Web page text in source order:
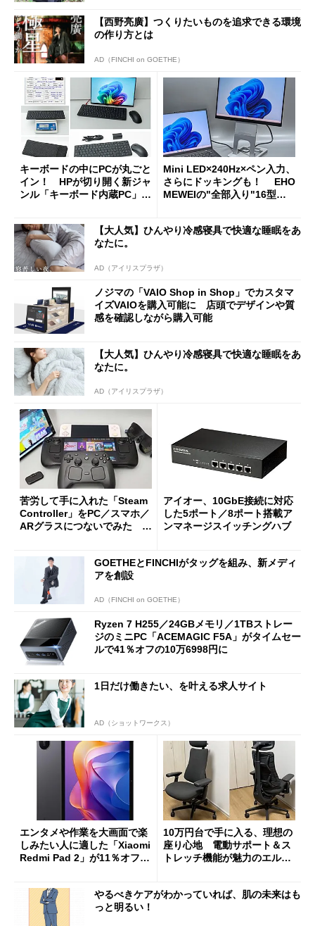
【西野亮廣】つくりたいものを追求できる環境
の作り方とは
AD（FINCHI on GOETHE）
キーボードの中にPCが丸ごと
イン！ HPが切り開く新ジャ
ンル「キーボード内蔵PC」の
Mini LED×240Hz×ペン入力、
さらにドッキングも！ EHO
MEWEIの"全部入り"16型モ
【大人気】ひんやり冷感寝具で快適な睡眠をあ
なたに。
AD（アイリスプラザ）
ノジマの「VAIO Shop in Shop」でカスタマ
イズVAIOを購入可能に 店頭でデザインや質
感を確認しながら購入可能
【大人気】ひんやり冷感寝具で快適な睡眠をあ
なたに。
AD（アイリスプラザ）
苦労して手に入れた「Steam
Controller」をPC／スマホ／
ARグラスにつないでみた ゲ
アイオー、10GbE接続に対応
した5ポート／8ポート搭載ア
ンマネージスイッチングハブ
GOETHEとFINCHIがタッグを組み、新メディ
アを創設
AD（FINCHI on GOETHE）
Ryzen 7 H255／24GBメモリ／1TBストレー
ジのミニPC「ACEMAGIC F5A」がタイムセー
ルで41％オフの10万6998円に
1日だけ働きたい、を叶える求人サイト
AD（ショットワークス）
エンタメや作業を大画面で楽
しみたい人に適した「Xiaomi
Redmi Pad 2」が11％オフの
10万円台で手に入る、理想の
座り心地 電動サポート＆ス
トレッチ機能が魅力のエルゴ
やるべきケアがわかっていれば、肌の未来はも
っと明るい！